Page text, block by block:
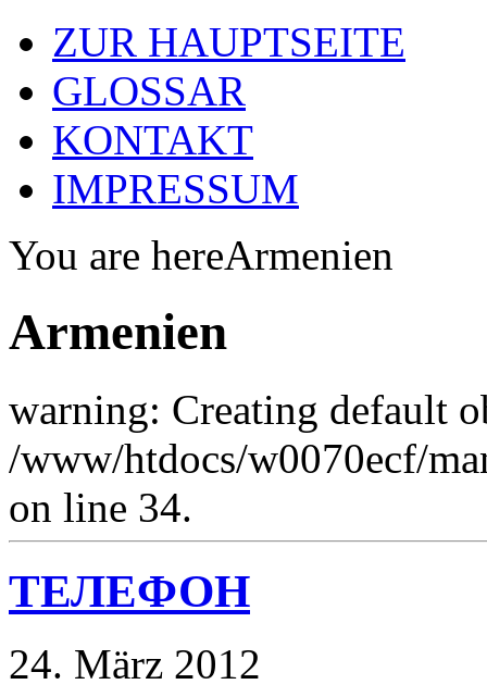
ZUR HAUPTSEITE
GLOSSAR
KONTAKT
IMPRESSUM
You are hereArmenien
Armenien
warning: Creating default
/www/htdocs/w0070ecf/
on line 34.
ТЕЛЕФОН
24. März 2012